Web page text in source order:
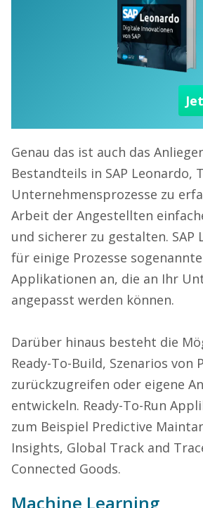
Genau das ist auch das
Bestandteils in SAP Leonardo,
Unternehmensprozesse zu
Arbeit der Angestellten
und sicherer zu gestalten. SAP
für einige Prozesse sogenannte
Applikationen an, die an Ihr
angepasst werden können.
Darüber hinaus besteht die
Ready-To-Build, Szenarios von
zurückzugreifen oder eigene
entwickeln. Ready-To-Run
zum Beispiel Predictive
Insights, Global Track and
Connected Goods.
Machine Learning